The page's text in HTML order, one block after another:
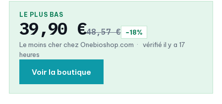
LE PLUS BAS
39,90 €48,57 €
−18%
Le moins cher chez Onebioshop.com ·
vérifié il y a 17
heures
Voir la boutique